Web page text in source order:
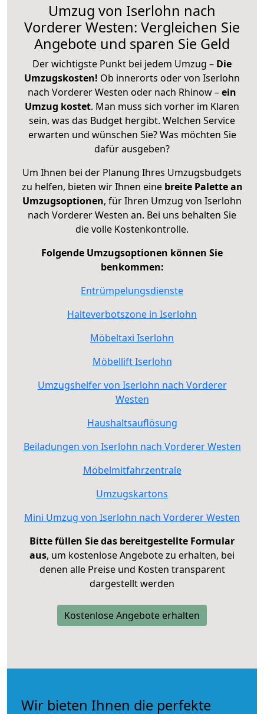
Umzug von Iserlohn nach
Vorderer Westen: Vergleichen Sie
Angebote und sparen Sie Geld
Der wichtigste Punkt bei jedem Umzug – Die
Umzugskosten! Ob innerorts oder von Iserlohn
nach Vorderer Westen oder nach Rhinow –ein
Umzug kostet. Man muss sich vorher im Klaren
sein, was das Budget hergibt. Welchen Service
erwarten und wünschen Sie? Was möchten Sie
dafür ausgeben?
Um Ihnen bei der Planung Ihres Umzugsbudgets
zu helfen, bieten wir Ihnen eine breite Palette an
Umzugsoptionen, für Ihren Umzug von Iserlohn
nach Vorderer Westen an. Bei uns behalten Sie
die volle Kostenkontrolle.
Folgende Umzugsoptionen können Sie
benkommen:
Entrümpelungsdienste
Halteverbotszone in Iserlohn
Möbeltaxi Iserlohn
Möbellift Iserlohn
Umzugshelfer von Iserlohn nach Vorderer
Westen
Haushaltsauflösung
Beiladungen von Iserlohn nach Vorderer Westen
Möbelmitfahrzentrale
Umzugskartons
Mini Umzug von Iserlohn nach Vorderer Westen
Bitte füllen Sie das bereitgestellte Formular
aus, um kostenlose Angebote zu erhalten, bei
denen alle Preise und Kosten transparent
dargestellt werden
Kostenlose Angebote erhalten
Wir bieten Ihnen die perfekte